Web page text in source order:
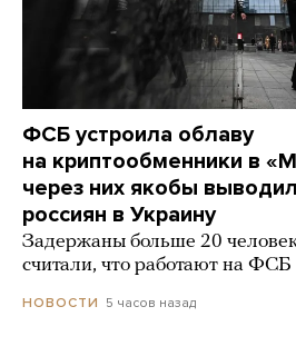
ФСБ устроила облаву
на криптообменники в
через них якобы
россиян в Украину
Задержаны больше 20
считали, что работают на ФСБ
НОВОСТИ 5 часов назад